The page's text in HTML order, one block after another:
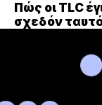
Πώς οι TLC
σχεδόν